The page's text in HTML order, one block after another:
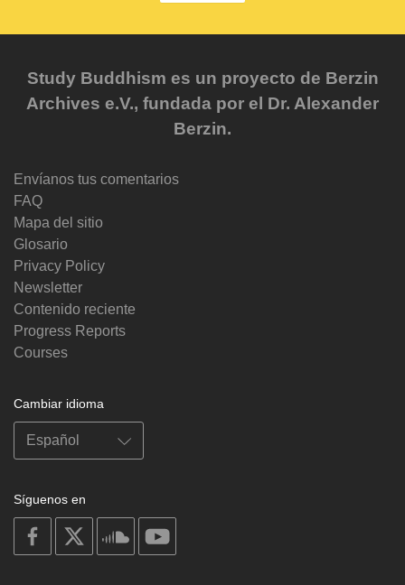
Study Buddhism es un proyecto de Berzin
Archives e.V., fundada por el Dr. Alexander
Berzin.
Envíanos tus comentarios
FAQ
Mapa del sitio
Glosario
Privacy Policy
Newsletter
Contenido reciente
Progress Reports
Courses
Cambiar idioma
Síguenos en
on
facebook
soundcloud